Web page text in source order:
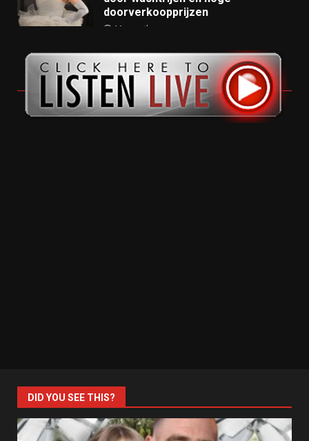
doorverkoopprijzen
11 months ago
DID YOU SEE THIS?